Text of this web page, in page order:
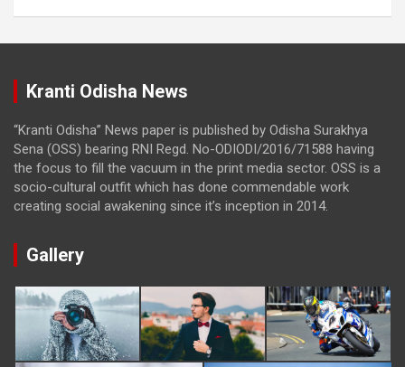
Kranti Odisha News
“Kranti Odisha” News paper is published by Odisha Surakhya
Sena (OSS) bearing RNI Regd. No-ODIODI/2016/71588 having
the focus to fill the vacuum in the print media sector. OSS is a
socio-cultural outfit which has done commendable work
creating social awakening since it’s inception in 2014.
Gallery